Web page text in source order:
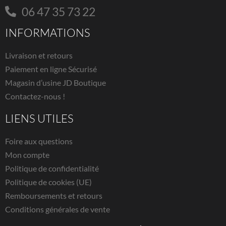
06 47 35 73 22
INFORMATIONS
Livraison et retours
Paiement en ligne Sécurisé
Magasin d’usine JD Boutique
Contactez-nous !
LIENS UTILES
Foire aux questions
Mon compte
Politique de confidentialité
Politique de cookies (UE)
Remboursements et retours
Conditions générales de vente